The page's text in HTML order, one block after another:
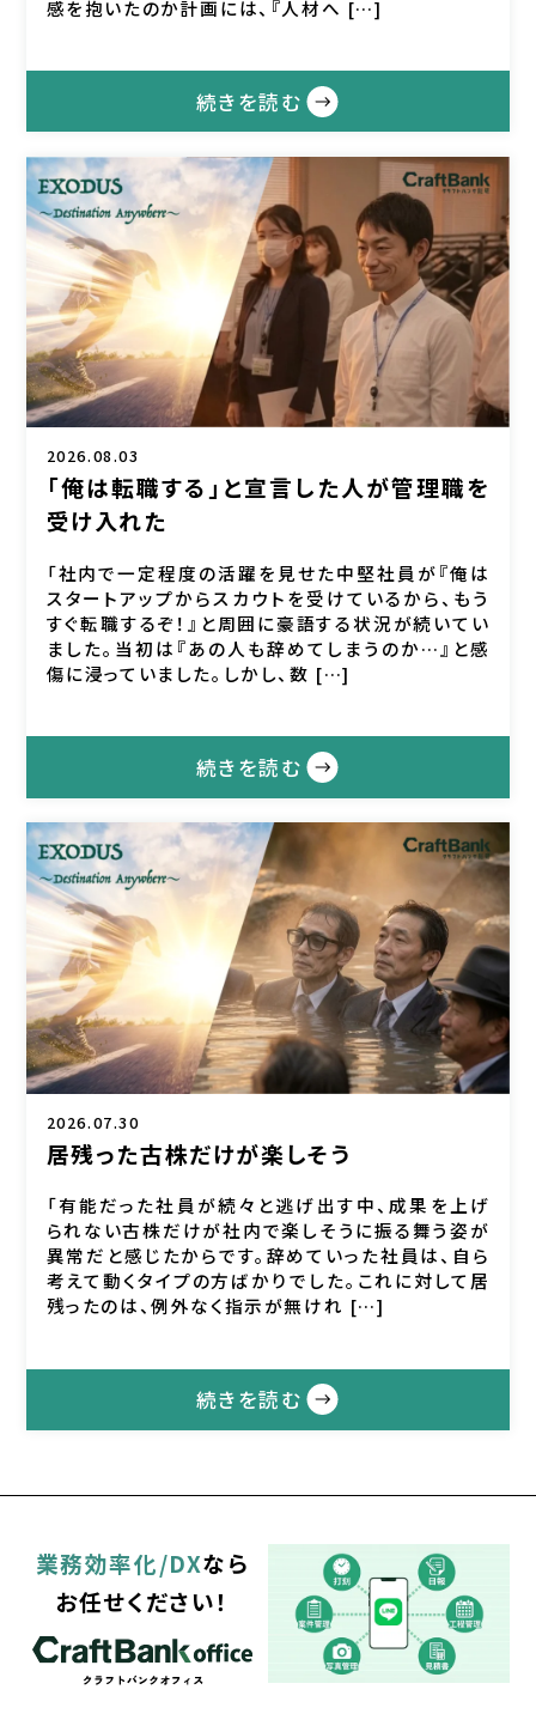
感を抱いたのか計画には、『人材へ […]
続きを読む
2026.08.03
「俺は転職する」と宣言した人が管理職を
受け入れた
「社内で一定程度の活躍を見せた中堅社員が『俺は
スタートアップからスカウトを受けているから、もう
すぐ転職するぞ！』と周囲に豪語する状況が続いてい
ました。当初は『あの人も辞めてしまうのか…』と感
傷に浸っていました。しかし、数 […]
続きを読む
2026.07.30
居残った古株だけが楽しそう
「有能だった社員が続々と逃げ出す中、成果を上げ
られない古株だけが社内で楽しそうに振る舞う姿が
異常だと感じたからです。辞めていった社員は、自ら
考えて動くタイプの方ばかりでした。これに対して居
残ったのは、例外なく指示が無けれ […]
続きを読む
業務効率化/DXなら
お任せください！